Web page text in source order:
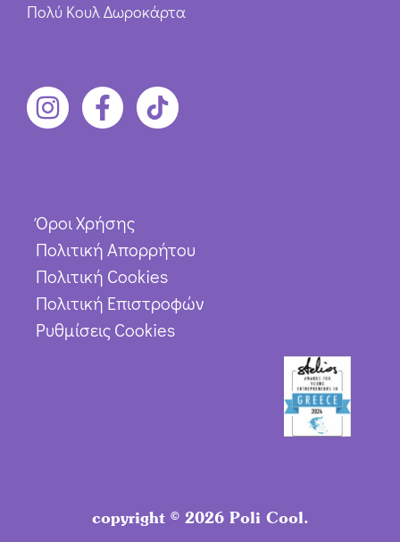
Πολύ Κουλ Δωροκάρτα
Όροι Χρήσης
Πολιτική Απορρήτου
Πολιτική Cookies
Πολιτική Επιστροφών
Ρυθμίσεις Cookies
copyright © 2026 Poli Cool.